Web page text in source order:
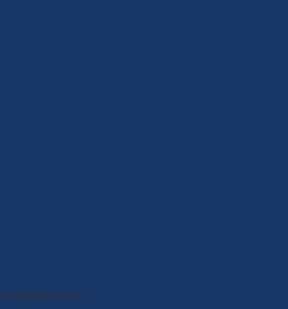
Compartir en :